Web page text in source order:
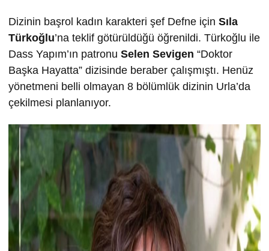
Dizinin başrol kadın karakteri şef Defne için Sıla
Türkoğlu’na teklif götürüldüğü öğrenildi. Türkoğlu ile
Dass Yapım’ın patronu Selen Sevigen “Doktor
Başka Hayatta” dizisinde beraber çalışmıştı. Henüz
yönetmeni belli olmayan 8 bölümlük dizinin Urla’da
çekilmesi planlanıyor.